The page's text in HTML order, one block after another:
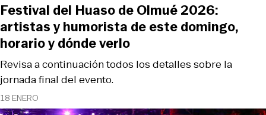
18 ENERO
Revisa a continuación todos los detalles sobre la
jornada final del evento.
Festival del Huaso de Olmué 2026:
artistas y humorista de este domingo,
horario y dónde verlo